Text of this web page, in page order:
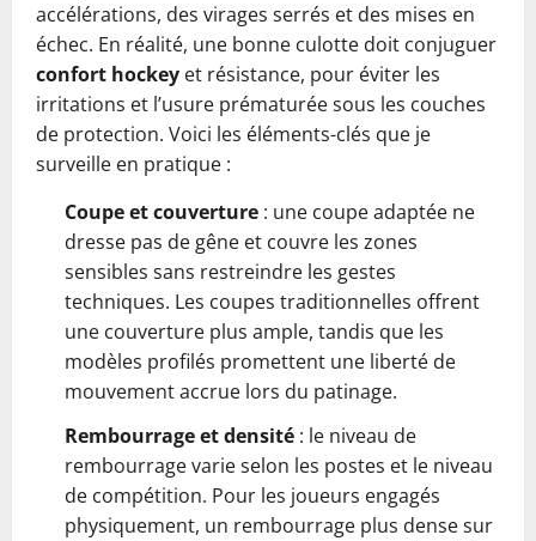
accélérations, des virages serrés et des mises en
échec. En réalité, une bonne culotte doit conjuguer
confort hockey et résistance, pour éviter les
irritations et l’usure prématurée sous les couches
de protection. Voici les éléments-clés que je
surveille en pratique :
Coupe et couverture : une coupe adaptée ne
dresse pas de gêne et couvre les zones
sensibles sans restreindre les gestes
techniques. Les coupes traditionnelles offrent
une couverture plus ample, tandis que les
modèles profilés promettent une liberté de
mouvement accrue lors du patinage.
Rembourrage et densité : le niveau de
rembourrage varie selon les postes et le niveau
de compétition. Pour les joueurs engagés
physiquement, un rembourrage plus dense sur